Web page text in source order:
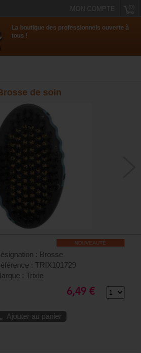
MON COMPTE
La boutique des professionnels ouverte à
tous !
de soin
NOUVEAUTÉ
: Brosse
: TRIX101729
: Trixie
6,49 €
Ajouter au panier